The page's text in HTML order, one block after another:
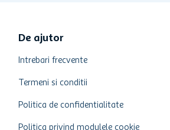
De ajutor
Intrebari frecvente
Termeni si conditii
Politica de confidentialitate
Politica privind modulele cookie